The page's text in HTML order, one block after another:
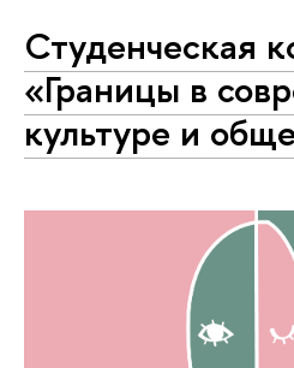
Студенческая
«Границы в
культуре и